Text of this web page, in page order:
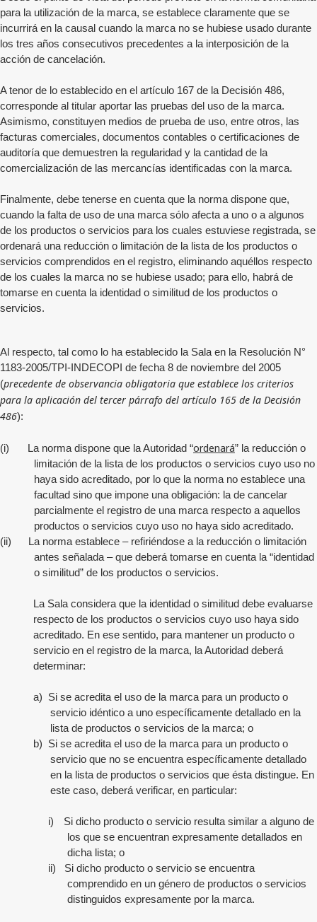
para la utilización de la marca, se establece claramente que se
incurrirá en la causal cuando la marca no se hubiese usado durante
los tres años consecutivos precedentes a la interposición de la
acción de cancelación.
A tenor de lo establecido en el artículo 167 de la Decisión 486,
corresponde al titular aportar las pruebas del uso de la marca.
Asimismo, constituyen medios de prueba de uso, entre otros, las
facturas comerciales, documentos contables o certificaciones de
auditoría que demuestren la regularidad y la cantidad de la
comercialización de las mercancías identificadas con la marca.
Finalmente, debe tenerse en cuenta que la norma dispone que,
cuando la falta de uso de una marca sólo afecta a uno o a algunos
de los productos o servicios para los cuales estuviese registrada, se
ordenará una reducción o limitación de la lista de los productos o
servicios comprendidos en el registro, eliminando aquéllos respecto
de los cuales la marca no se hubiese usado; para ello, habrá de
tomarse en cuenta la identidad o similitud de los productos o
servicios.
Al respecto, tal como lo ha establecido la Sala en la Resolución N°
1183-2005/TPI-INDECOPI de fecha 8 de noviembre del 2005
(precedente de observancia obligatoria que establece los criterios
para la aplicación del tercer párrafo del artículo 165 de la Decisión
486):
(i) La norma dispone que la Autoridad “ordenará” la reducción o
limitación de la lista de los productos o servicios cuyo uso no
haya sido acreditado, por lo que la norma no establece una
facultad sino que impone una obligación: la de cancelar
parcialmente el registro de una marca respecto a aquellos
productos o servicios cuyo uso no haya sido acreditado.
(ii)
La norma establece – refiriéndose a la reducción o limitación
antes señalada – que deberá tomarse en cuenta la “identidad
o similitud” de los productos o servicios.
La Sala considera que la identidad o similitud debe evaluarse
respecto de los productos o servicios cuyo uso haya sido
acreditado. En ese sentido, para mantener un producto o
servicio en el registro de la marca, la Autoridad deberá
determinar:
a)
Si se acredita el uso de la marca para un producto o
servicio idéntico a uno específicamente detallado en la
lista de productos o servicios de la marca; o
b)
Si se acredita el uso de la marca para un producto o
servicio que no se encuentra específicamente detallado
en la lista de productos o servicios que ésta distingue. En
este caso, deberá verificar, en particular:
i)
Si dicho producto o servicio resulta similar a alguno de
los que se encuentran expresamente detallados en
dicha lista; o
ii)
Si dicho producto o servicio se encuentra
comprendido en un género de productos o servicios
distinguidos expresamente por la marca.